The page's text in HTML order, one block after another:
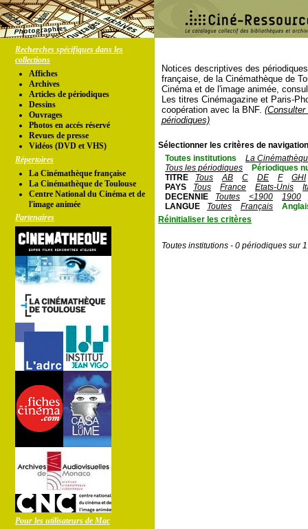
Recherches spécifiques dans les
collections
Affiches
Archives
Articles de périodiques
Dessins
Ouvrages
Photos en accés réservé
Revues de presse
Vidéos (DVD et VHS)
Répertoires
La Cinémathèque française
La Cinémathèque de Toulouse
Centre National du Cinéma et de
l'image animée
Partenaires
Pour les utilisateurs de Mac
Notices descriptives des
française, de la Cinémathèque de
Cinéma et de l'image animée,
Les titres Cinémagazine et Paris-
coopération avec la BNF.
périodiques)
Sélectionner les critères de
Toutes institutions
La
Tous les périodiques
Périodiques
TITRE
Tous AB C DE F
GHI
PAYS
Tous France Etats-Unis
DECENNIE
Toutes <1900
1900
LANGUE
Toutes Français
Réinitialiser les critères
Toutes institutions - 0 périodiques sur